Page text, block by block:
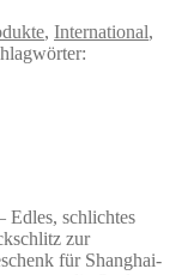
, International,
Edles, schlichtes
zur
für Shanghai-